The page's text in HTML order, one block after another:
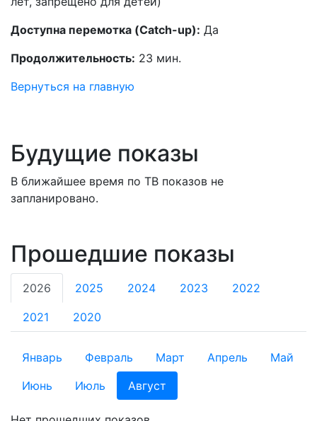
Доступна перемотка (Catch-up): Да
Продолжительность: 23 мин.
Вернуться на главную
Будущие показы
В ближайшее время по ТВ показов не
запланировано.
Прошедшие показы
2026 2025 2024 2023 2022
2021 2020
Январь Февраль Март Апрель
Май
Июнь
Июль Август